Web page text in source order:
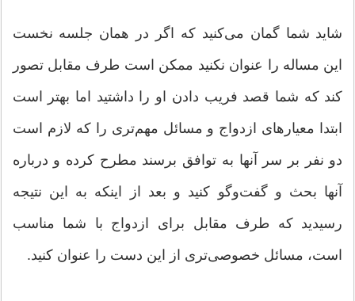
شاید شما گمان می‌كنید كه اگر در همان جلسه نخست
این مساله را عنوان نكنید ممكن است طرف مقابل تصور
كند كه شما قصد فریب دادن او را داشتید اما بهتر است
ابتدا معیارهای ازدواج و مسائل مهم‌تری را كه لازم است
دو نفر بر سر آنها به توافق برسند مطرح كرده و درباره
آنها بحث و گفت‌وگو كنید و بعد از اینكه به این نتیجه
رسیدید كه طرف مقابل برای ازدواج با شما مناسب
است، مسائل خصوصی‌تری از این دست را عنوان كنید.